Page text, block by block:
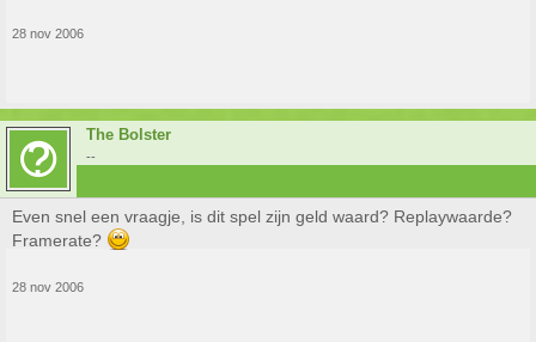
28 nov 2006
The Bolster
--
Even snel een vraagje, is dit spel zijn geld waard? Replaywaarde?
Framerate?
28 nov 2006